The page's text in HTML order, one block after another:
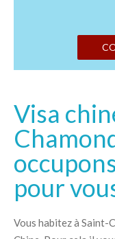
Visa
pour
Vous habitez à Saint-